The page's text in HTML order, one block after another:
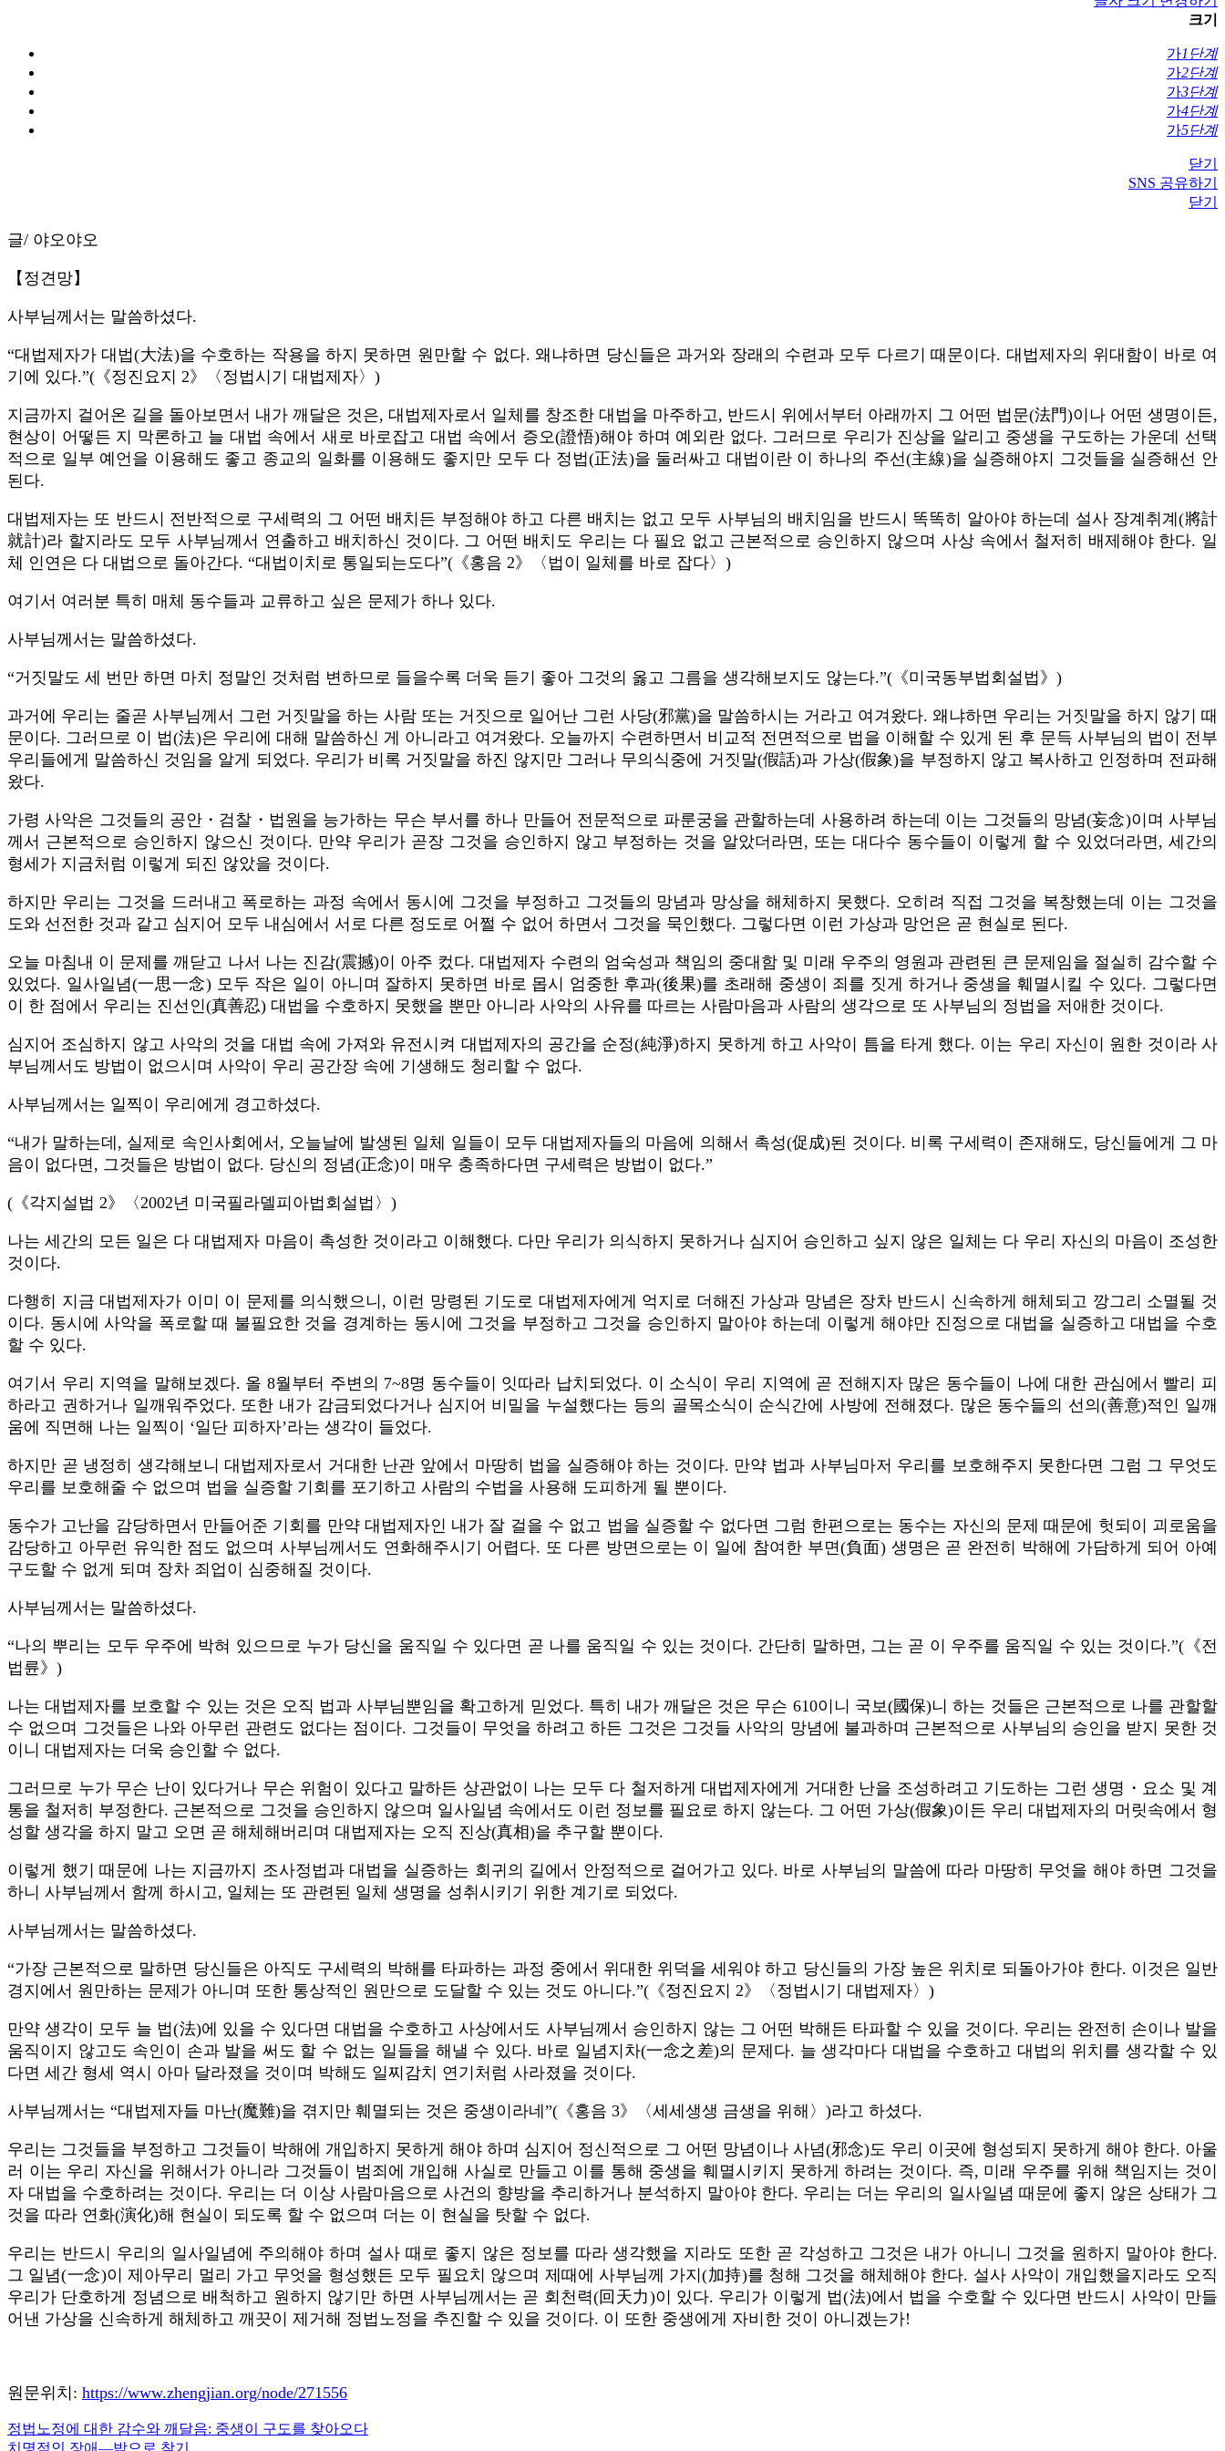
크기
가1단계
가2단계
가3단계
가4단계
가5단계
닫기
SNS 공유하기
닫기
글/ 야오야오
【정견망】
사부님께서는 말씀하셨다.
“대법제자가 대법(大法)을 수호하는 작용을 하지 못하면 원만할 수 없다. 왜냐하면 당신들은 과거와 장래의 수련과 모두 다르기 때문이다. 대법제자의 위대함이 바로 여
기에 있다.”(《정진요지 2》〈정법시기 대법제자〉)
지금까지 걸어온 길을 돌아보면서 내가 깨달은 것은, 대법제자로서 일체를 창조한 대법을 마주하고, 반드시 위에서부터 아래까지 그 어떤 법문(法門)이나 어떤 생명이든,
현상이 어떻든 지 막론하고 늘 대법 속에서 새로 바로잡고 대법 속에서 증오(證悟)해야 하며 예외란 없다. 그러므로 우리가 진상을 알리고 중생을 구도하는 가운데 선택
적으로 일부 예언을 이용해도 좋고 종교의 일화를 이용해도 좋지만 모두 다 정법(正法)을 둘러싸고 대법이란 이 하나의 주선(主線)을 실증해야지 그것들을 실증해선 안
된다.
대법제자는 또 반드시 전반적으로 구세력의 그 어떤 배치든 부정해야 하고 다른 배치는 없고 모두 사부님의 배치임을 반드시 똑똑히 알아야 하는데 설사 장계취계(將計
就計)라 할지라도 모두 사부님께서 연출하고 배치하신 것이다. 그 어떤 배치도 우리는 다 필요 없고 근본적으로 승인하지 않으며 사상 속에서 철저히 배제해야 한다. 일
체 인연은 다 대법으로 돌아간다. “대법이치로 통일되는도다”(《홍음 2》〈법이 일체를 바로 잡다〉)
여기서 여러분 특히 매체 동수들과 교류하고 싶은 문제가 하나 있다.
사부님께서는 말씀하셨다.
“거짓말도 세 번만 하면 마치 정말인 것처럼 변하므로 들을수록 더욱 듣기 좋아 그것의 옳고 그름을 생각해보지도 않는다.”(《미국동부법회설법》)
과거에 우리는 줄곧 사부님께서 그런 거짓말을 하는 사람 또는 거짓으로 일어난 그런 사당(邪黨)을 말씀하시는 거라고 여겨왔다. 왜냐하면 우리는 거짓말을 하지 않기 때
문이다. 그러므로 이 법(法)은 우리에 대해 말씀하신 게 아니라고 여겨왔다. 오늘까지 수련하면서 비교적 전면적으로 법을 이해할 수 있게 된 후 문득 사부님의 법이 전부
우리들에게 말씀하신 것임을 알게 되었다. 우리가 비록 거짓말을 하진 않지만 그러나 무의식중에 거짓말(假話)과 가상(假象)을 부정하지 않고 복사하고 인정하며 전파해
왔다.
가령 사악은 그것들의 공안・검찰・법원을 능가하는 무슨 부서를 하나 만들어 전문적으로 파룬궁을 관할하는데 사용하려 하는데 이는 그것들의 망념(妄念)이며 사부님
께서 근본적으로 승인하지 않으신 것이다. 만약 우리가 곧장 그것을 승인하지 않고 부정하는 것을 알았더라면, 또는 대다수 동수들이 이렇게 할 수 있었더라면, 세간의
형세가 지금처럼 이렇게 되진 않았을 것이다.
하지만 우리는 그것을 드러내고 폭로하는 과정 속에서 동시에 그것을 부정하고 그것들의 망념과 망상을 해체하지 못했다. 오히려 직접 그것을 복창했는데 이는 그것을
도와 선전한 것과 같고 심지어 모두 내심에서 서로 다른 정도로 어쩔 수 없어 하면서 그것을 묵인했다. 그렇다면 이런 가상과 망언은 곧 현실로 된다.
오늘 마침내 이 문제를 깨닫고 나서 나는 진감(震撼)이 아주 컸다. 대법제자 수련의 엄숙성과 책임의 중대함 및 미래 우주의 영원과 관련된 큰 문제임을 절실히 감수할 수
있었다. 일사일념(一思一念) 모두 작은 일이 아니며 잘하지 못하면 바로 몹시 엄중한 후과(後果)를 초래해 중생이 죄를 짓게 하거나 중생을 훼멸시킬 수 있다. 그렇다면
이 한 점에서 우리는 진선인(真善忍) 대법을 수호하지 못했을 뿐만 아니라 사악의 사유를 따르는 사람마음과 사람의 생각으로 또 사부님의 정법을 저애한 것이다.
심지어 조심하지 않고 사악의 것을 대법 속에 가져와 유전시켜 대법제자의 공간을 순정(純淨)하지 못하게 하고 사악이 틈을 타게 했다. 이는 우리 자신이 원한 것이라 사
부님께서도 방법이 없으시며 사악이 우리 공간장 속에 기생해도 청리할 수 없다.
사부님께서는 일찍이 우리에게 경고하셨다.
​“내가 말하는데, 실제로 속인사회에서, 오늘날에 발생된 일체 일들이 모두 대법제자들의 마음에 의해서 촉성(促成)된 것이다. 비록 구세력이 존재해도, 당신들에게 그 마
음이 없다면, 그것들은 방법이 없다. 당신의 정념(正念)이 매우 충족하다면 구세력은 방법이 없다.”
(《각지설법 2》〈2002년 미국필라델피아법회설법〉)
나는 세간의 모든 일은 다 대법제자 마음이 촉성한 것이라고 이해했다. 다만 우리가 의식하지 못하거나 심지어 승인하고 싶지 않은 일체는 다 우리 자신의 마음이 조성한
것이다.
다행히 지금 대법제자가 이미 이 문제를 의식했으니, 이런 망령된 기도로 대법제자에게 억지로 더해진 가상과 망념은 장차 반드시 신속하게 해체되고 깡그리 소멸될 것
이다. 동시에 사악을 폭로할 때 불필요한 것을 경계하는 동시에 그것을 부정하고 그것을 승인하지 말아야 하는데 이렇게 해야만 진정으로 대법을 실증하고 대법을 수호
할 수 있다.
여기서 우리 지역을 말해보겠다. 올 8월부터 주변의 7~8명 동수들이 잇따라 납치되었다. 이 소식이 우리 지역에 곧 전해지자 많은 동수들이 나에 대한 관심에서 빨리 피
하라고 권하거나 일깨워주었다. 또한 내가 감금되었다거나 심지어 비밀을 누설했다는 등의 골목소식이 순식간에 사방에 전해졌다. 많은 동수들의 선의(善意)적인 일깨
움에 직면해 나는 일찍이 ‘일단 피하자’라는 생각이 들었다.
하지만 곧 냉정히 생각해보니 대법제자로서 거대한 난관 앞에서 마땅히 법을 실증해야 하는 것이다. 만약 법과 사부님마저 우리를 보호해주지 못한다면 그럼 그 무엇도
우리를 보호해줄 수 없으며 법을 실증할 기회를 포기하고 사람의 수법을 사용해 도피하게 될 뿐이다.
동수가 고난을 감당하면서 만들어준 기회를 만약 대법제자인 내가 잘 걸을 수 없고 법을 실증할 수 없다면 그럼 한편으로는 동수는 자신의 문제 때문에 헛되이 괴로움을
감당하고 아무런 유익한 점도 없으며 사부님께서도 연화해주시기 어렵다. 또 다른 방면으로는 이 일에 참여한 부면(負面) 생명은 곧 완전히 박해에 가담하게 되어 아예
구도할 수 없게 되며 장차 죄업이 심중해질 것이다.
사부님께서는 말씀하셨다.
“나의 뿌리는 모두 우주에 박혀 있으므로 누가 당신을 움직일 수 있다면 곧 나를 움직일 수 있는 것이다. 간단히 말하면, 그는 곧 이 우주를 움직일 수 있는 것이다.”(《전
법륜》)
나는 대법제자를 보호할 수 있는 것은 오직 법과 사부님뿐임을 확고하게 믿었다. 특히 내가 깨달은 것은 무슨 610이니 국보(國保)니 하는 것들은 근본적으로 나를 관할할
수 없으며 그것들은 나와 아무런 관련도 없다는 점이다. 그것들이 무엇을 하려고 하든 그것은 그것들 사악의 망념에 불과하며 근본적으로 사부님의 승인을 받지 못한 것
이니 대법제자는 더욱 승인할 수 없다.
그러므로 누가 무슨 난이 있다거나 무슨 위험이 있다고 말하든 상관없이 나는 모두 다 철저하게 대법제자에게 거대한 난을 조성하려고 기도하는 그런 생명・요소 및 계
통을 철저히 부정한다. 근본적으로 그것을 승인하지 않으며 일사일념 속에서도 이런 정보를 필요로 하지 않는다. 그 어떤 가상(假象)이든 우리 대법제자의 머릿속에서 형
성할 생각을 하지 말고 오면 곧 해체해버리며 대법제자는 오직 진상(真相)을 추구할 뿐이다.
이렇게 했기 때문에 나는 지금까지 조사정법과 대법을 실증하는 회귀의 길에서 안정적으로 걸어가고 있다. 바로 사부님의 말씀에 따라 마땅히 무엇을 해야 하면 그것을
하니 사부님께서 함께 하시고, 일체는 또 관련된 일체 생명을 성취시키기 위한 계기로 되었다.
사부님께서는 말씀하셨다.
“가장 근본적으로 말하면 당신들은 아직도 구세력의 박해를 타파하는 과정 중에서 위대한 위덕을 세워야 하고 당신들의 가장 높은 위치로 되돌아가야 한다. 이것은 일반
경지에서 원만하는 문제가 아니며 또한 통상적인 원만으로 도달할 수 있는 것도 아니다.”(《정진요지 2》〈정법시기 대법제자〉)
만약 생각이 모두 늘 법(法)에 있을 수 있다면 대법을 수호하고 사상에서도 사부님께서 승인하지 않는 그 어떤 박해든 타파할 수 있을 것이다. 우리는 완전히 손이나 발을
움직이지 않고도 속인이 손과 발을 써도 할 수 없는 일들을 해낼 수 있다. 바로 일념지차(一念之差)의 문제다. 늘 생각마다 대법을 수호하고 대법의 위치를 생각할 수 있
다면 세간 형세 역시 아마 달라졌을 것이며 박해도 일찌감치 연기처럼 사라졌을 것이다.
사부님께서는 “대법제자들 마난(魔難)을 겪지만 훼멸되는 것은 중생이라네”(《홍음 3》〈세세생생 금생을 위해〉)라고 하셨다.
우리는 그것들을 부정하고 그것들이 박해에 개입하지 못하게 해야 하며 심지어 정신적으로 그 어떤 망념이나 사념(邪念)도 우리 이곳에 형성되지 못하게 해야 한다. 아울
러 이는 우리 자신을 위해서가 아니라 그것들이 범죄에 개입해 사실로 만들고 이를 통해 중생을 훼멸시키지 못하게 하려는 것이다. 즉, 미래 우주를 위해 책임지는 것이
자 대법을 수호하려는 것이다. 우리는 더 이상 사람마음으로 사건의 향방을 추리하거나 분석하지 말아야 한다. 우리는 더는 우리의 일사일념 때문에 좋지 않은 상태가 그
것을 따라 연화(演化)해 현실이 되도록 할 수 없으며 더는 이 현실을 탓할 수 없다.
우리는 반드시 우리의 일사일념에 주의해야 하며 설사 때로 좋지 않은 정보를 따라 생각했을 지라도 또한 곧 각성하고 그것은 내가 아니니 그것을 원하지 말아야 한다.
그 일념(一念)이 제아무리 멀리 가고 무엇을 형성했든 모두 필요치 않으며 제때에 사부님께 가지(加持)를 청해 그것을 해체해야 한다. 설사 사악이 개입했을지라도 오직
우리가 단호하게 정념으로 배척하고 원하지 않기만 하면 사부님께서는 곧 회천력(回天力)이 있다. 우리가 이렇게 법(法)에서 법을 수호할 수 있다면 반드시 사악이 만들
어낸 가상을 신속하게 해체하고 깨끗이 제거해 정법노정을 추진할 수 있을 것이다. 이 또한 중생에게 자비한 것이 아니겠는가!
원문위치: https://www.zhengjian.org/node/271556
글
Previous
Post:
정법노정에 대한 감수와 깨달음: 중생이 구도를 찾아오다
Next